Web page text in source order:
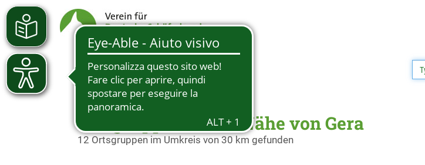
Ortsgruppen in der Nähe von Gera
12 Ortsgruppen im Umkreis von 30 km gefunden